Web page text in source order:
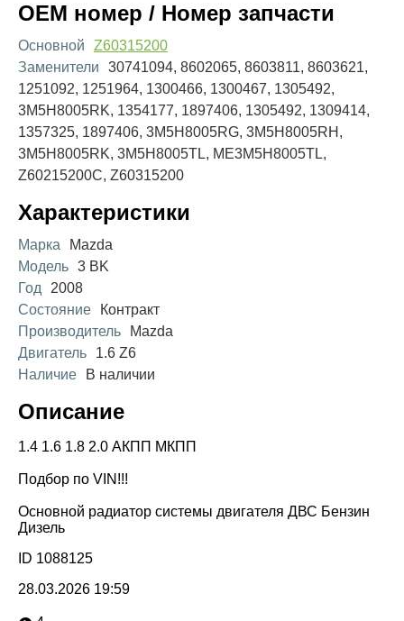
OEM номер / Номер запчасти
Основной
Z60315200
Заменители
30741094, 8602065, 8603811, 8603621,
1251092, 1251964, 1300466, 1300467, 1305492,
3M5H8005RK, 1354177, 1897406, 1305492, 1309414,
1357325, 1897406, 3M5H8005RG, 3M5H8005RH,
3M5H8005RK, 3M5H8005TL, ME3M5H8005TL,
Z60215200C, Z60315200
Характеристики
Марка
Mazda
Модель 3 BK
Год 2008
Состояние
Контракт
Производитель
Mazda
Двигатель
1.6 Z6
Наличие
В наличии
Описание
1.4 1.6 1.8 2.0 АКПП МКПП
Подбор по VIN!!!
Основной радиатор системы двигателя ДВС Бензин
Дизель
ID 1088125
28.03.2026 19:59